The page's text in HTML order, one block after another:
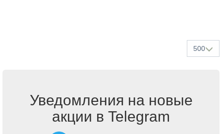
500
Уведомления на новые
акции в Telegram